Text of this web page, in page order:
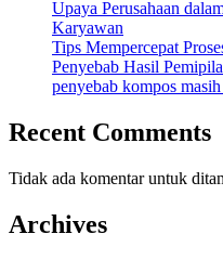
Upaya Perusahaan
Karyawan
Tips Mempercepat
Penyebab Hasil
penyebab kompos
Recent Comments
Tidak ada komentar untuk
Archives